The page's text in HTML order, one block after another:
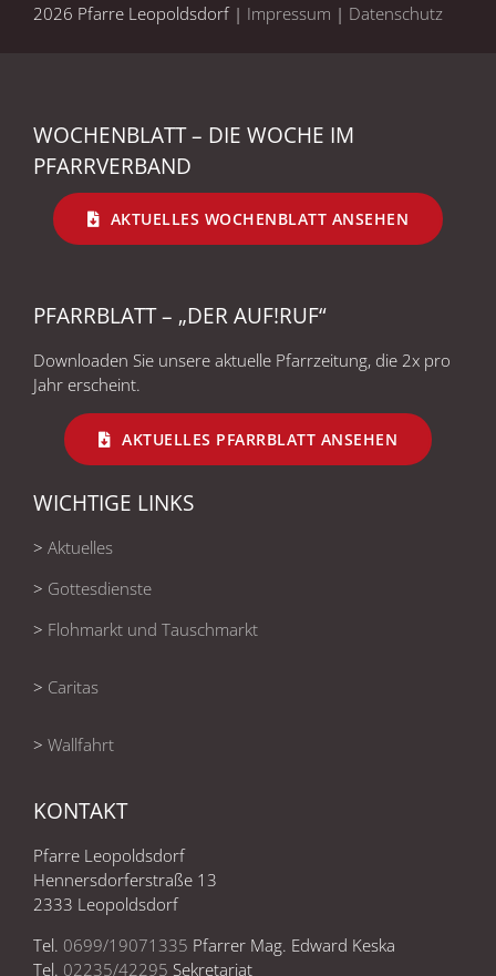
2026 Pfarre Leopoldsdorf | Impressum | Datenschutz
WOCHENBLATT – DIE WOCHE IM
PFARRVERBAND
AKTUELLES WOCHENBLATT ANSEHEN
PFARRBLATT – „DER AUF!RUF“
Downloaden Sie unsere aktuelle Pfarrzeitung, die 2x pro
Jahr erscheint.
AKTUELLES PFARRBLATT ANSEHEN
WICHTIGE LINKS
> Aktuelles
> Gottesdienste
> Flohmarkt und Tauschmarkt
> Caritas
> Wallfahrt
KONTAKT
Pfarre Leopoldsdorf
Hennersdorferstraße 13
2333 Leopoldsdorf
Tel. 0699/19071335 Pfarrer Mag. Edward Keska
Tel. 02235/42295 Sekretariat